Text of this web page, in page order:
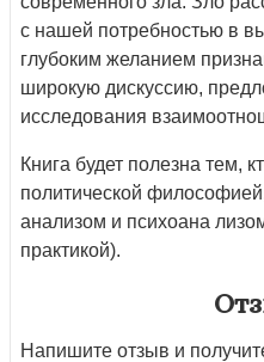
с нашей потребностью в
глубоким желанием
широкую дискуссию,
исследования
Книга будет полезна тем,
политической
анализом и психоана
практикой).
Напишите отзыв и